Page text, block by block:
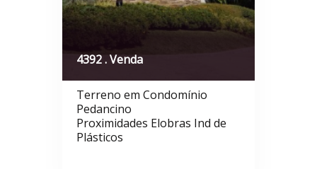
4392 . Venda
Terreno em Condomínio
Pedancino
Proximidades Elobras Ind de
Plásticos